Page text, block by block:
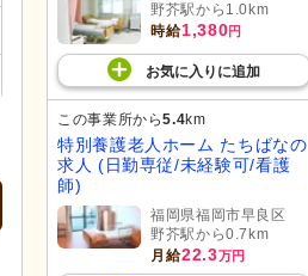
野芥駅から1.0km
時給1,380円
お気に入り に追加
この事業所から5.4km
特別養護老人ホーム たちばなの
求人 (日勤専従/未経験可/看護
師)
福岡県福岡市早良区
野芥駅から0.7km
月給22.3万円